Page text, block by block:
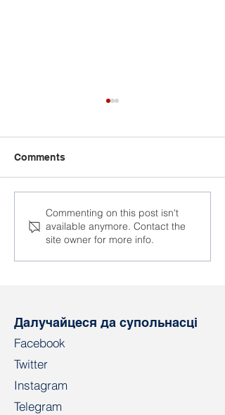
Затрыманні і
звальненні працоўных
у Лідзе
Comments
Commenting on this post isn't
available anymore. Contact the
site owner for more info.
Далучайцеся да супольнасці
Facebook
Twitter
Instagram
Telegram